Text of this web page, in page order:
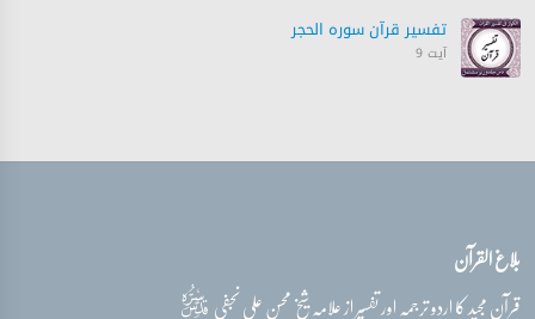
تفسیر قرآن سورہ ‎الحجر
آیت 9
بلاغ القرآن
قرآن مجید کا اردو ترجمہ اور تفسیر از علامہ شیخ محسن علی نجفیقدس‌سره